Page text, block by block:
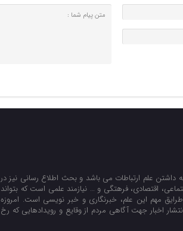
داشتن علم ارتباطات می باشد و بحث اطلاع رسانی نیز در
اقتصادی، فرهتگی و … نیازمند علمی است که بتواند
مهم این علم، خبرنگاری و خبر نویسی است. امروزه
اخبار جهت آگاهی مردم از وقایع و رویدادهایی که رخ